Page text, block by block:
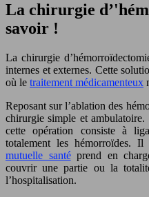
La chirurgie
savoir !
La chirurgie
internes et externes. Cette
où le traitement médicamenteux
Reposant sur l’ablation des
chirurgie simple et ambulatoire.
cette opération consiste à
totalement les hémorroïdes.
mutuelle santéprend en
couvrir une partie ou la
l’hospitalisation.